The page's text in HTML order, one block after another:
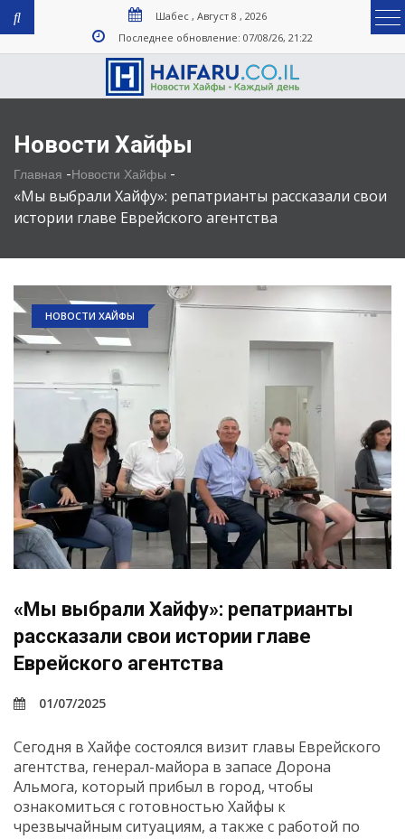
Шабес , Август 8 , 2026
Последнее обновление: 07/08/26, 21:22
Новости Хайфы
Главная -Новости Хайфы -
«Мы выбрали Хайфу»: репатрианты рассказали свои
истории главе Еврейского агентства
НОВОСТИ ХАЙФЫ
«Мы выбрали Хайфу»: репатрианты
рассказали свои истории главе
Еврейского агентства
01/07/2025
Сегодня в Хайфе состоялся визит главы Еврейского
агентства, генерал-майора в запасе Дорона
Альмога, который прибыл в город, чтобы
ознакомиться с готовностью Хайфы к
чрезвычайным ситуациям, а также с работой по